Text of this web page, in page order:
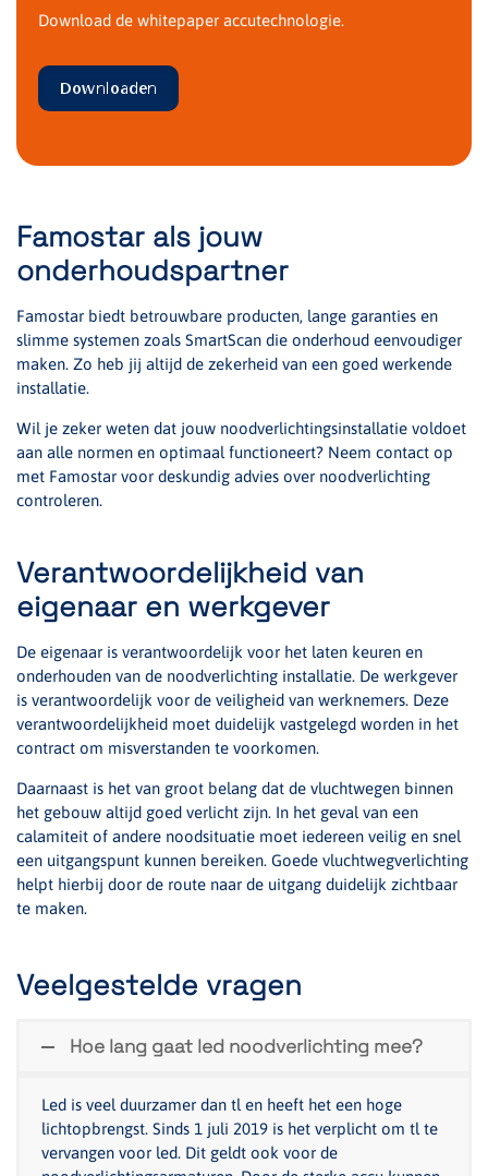
Download de whitepaper accutechnologie.
Downloaden
Famostar als jouw
onderhoudspartner
Famostar biedt betrouwbare producten, lange garanties en
slimme systemen zoals SmartScan die onderhoud eenvoudiger
maken. Zo heb jij altijd de zekerheid van een goed werkende
installatie.
Wil je zeker weten dat jouw noodverlichtingsinstallatie voldoet
aan alle normen en optimaal functioneert? Neem contact op
met Famostar voor deskundig advies over noodverlichting
controleren.
Verantwoordelijkheid van
eigenaar en werkgever
De eigenaar is verantwoordelijk voor het laten keuren en
onderhouden van de noodverlichting installatie. De werkgever
is verantwoordelijk voor de veiligheid van werknemers. Deze
verantwoordelijkheid moet duidelijk vastgelegd worden in het
contract om misverstanden te voorkomen.
Daarnaast is het van groot belang dat de vluchtwegen binnen
het gebouw altijd goed verlicht zijn. In het geval van een
calamiteit of andere noodsituatie moet iedereen veilig en snel
een uitgangspunt kunnen bereiken. Goede vluchtwegverlichting
helpt hierbij door de route naar de uitgang duidelijk zichtbaar
te maken.
Veelgestelde vragen
Hoe lang gaat led noodverlichting mee?
Led is veel duurzamer dan tl en heeft het een hoge
lichtopbrengst. Sinds 1 juli 2019 is het verplicht om tl te
vervangen voor led. Dit geldt ook voor de